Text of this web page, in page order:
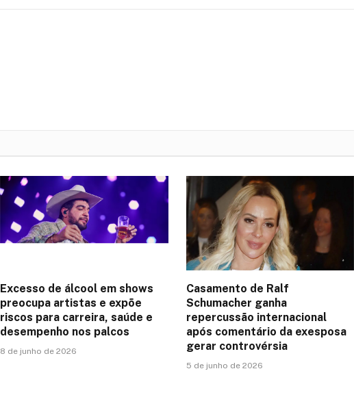
Excesso de álcool em shows
preocupa artistas e expõe
riscos para carreira, saúde e
desempenho nos palcos
8 de junho de 2026
Casamento de Ralf
Schumacher ganha
repercussão internacional
após comentário da exesposa
gerar controvérsia
5 de junho de 2026